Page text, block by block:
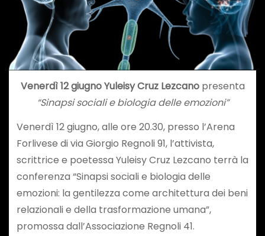
Venerdì 12 giugno Yuleisy Cruz Lezcanopresenta
“Sinapsi sociali e biologia delle emozioni”
Venerdì 12 giugno, alle ore 20.30, presso l’Arena
Forlivese di via Giorgio Regnoli 91, l’attivista,
scrittrice e poetessa Yuleisy Cruz Lezcano terrà la
conferenza “Sinapsi sociali e biologia delle
emozioni: la gentilezza come architettura dei beni
relazionali e della trasformazione umana”,
promossa dall’Associazione Regnoli 41.